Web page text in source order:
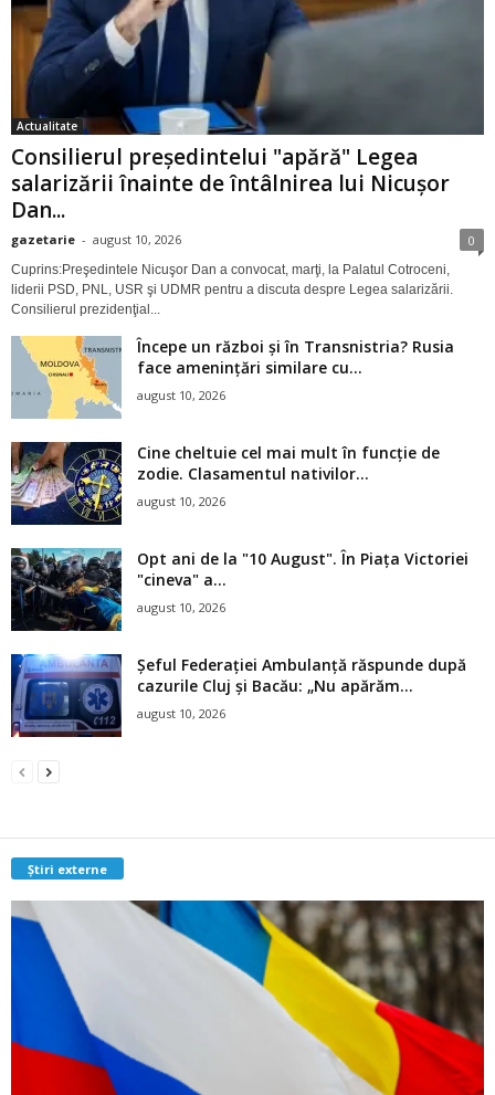
Actualitate
Consilierul președintelui "apără" Legea
salarizării înainte de întâlnirea lui Nicuşor
Dan...
gazetarie - august 10, 2026 0
Cuprins:Preşedintele Nicuşor Dan a convocat, marţi, la Palatul Cotroceni,
liderii PSD, PNL, USR şi UDMR pentru a discuta despre Legea salarizării.
Consilierul prezidenţial...
Începe un război și în Transnistria? Rusia
face amenințări similare cu...
august 10, 2026
Cine cheltuie cel mai mult în funcție de
zodie. Clasamentul nativilor...
august 10, 2026
Opt ani de la "10 August". În Piața Victoriei
"cineva" a...
august 10, 2026
Șeful Federației Ambulanță răspunde după
cazurile Cluj și Bacău: „Nu apărăm...
august 10, 2026
Știri externe